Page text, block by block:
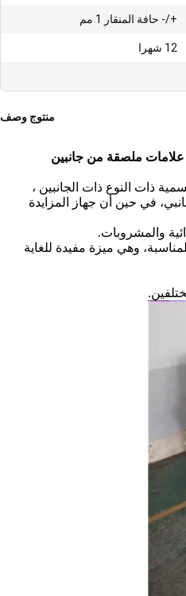
+/- حافة المنقار 1 مم
12 شهرا
منتوج وصف
ذات النوع ذات الجانبين ،
توزيع الجهاز القياسي على جانبي، في حين أن جهاز المزايدة
والمشروبات.
وهي ميزة مفيدة للغاية